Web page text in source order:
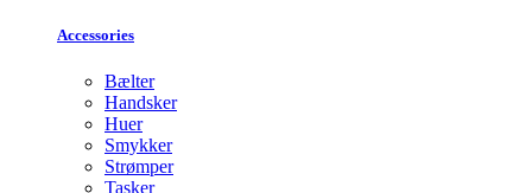
Accessories
Bælter
Handsker
Huer
Smykker
Strømper
Tasker